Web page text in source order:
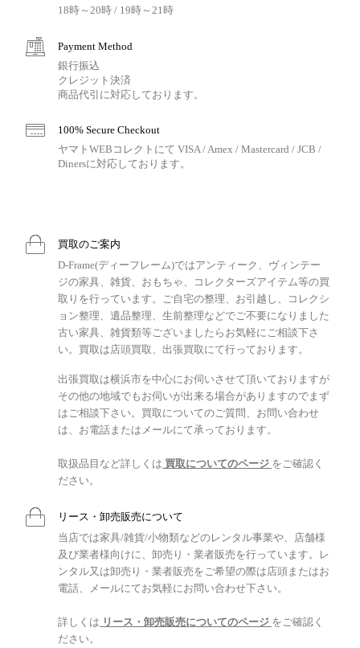
18時～20時 / 19時～21時
Payment Method
銀行振込
クレジット決済
商品代引に対応しております。
100% Secure Checkout
ヤマトWEBコレクトにて VISA / Amex / Mastercard / JCB /
Dinersに対応しております。
買取のご案内
D-Frame(ディーフレーム)ではアンティーク、ヴィンテー
ジの家具、雑貨、おもちゃ、コレクターズアイテム等の買
取りを行っています。ご自宅の整理、お引越し、コレクシ
ョン整理、遺品整理、生前整理などでご不要になりました
古い家具、雑貨類等ございましたらお気軽にご相談下さ
い。買取は店頭買取、出張買取にて行っております。
出張買取は横浜市を中心にお伺いさせて頂いておりますが
その他の地域でもお伺いが出来る場合がありますのでまず
はご相談下さい。買取についてのご質問、お問い合わせ
は、お電話またはメールにて承っております。
取扱品目など詳しくは 買取についてのページ をご確認く
ださい。
リース・卸売販売について
当店では家具/雑貨/小物類などのレンタル事業や、店舗様
及び業者様向けに、卸売り・業者販売を行っています。レ
ンタル又は卸売り・業者販売をご希望の際は店頭またはお
電話、メールにてお気軽にお問い合わせ下さい。
詳しくは リース・卸売販売についてのページ をご確認く
ださい。